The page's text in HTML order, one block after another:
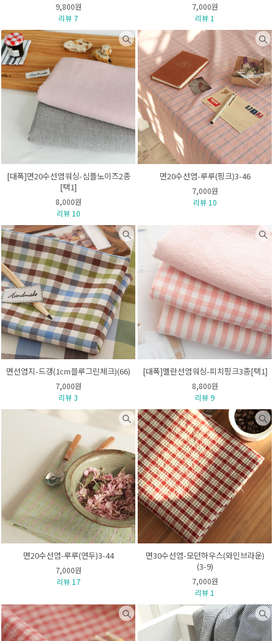
9,800원
리뷰 7
7,000원
리뷰 1
[대폭]면20수선염워싱-심플노이즈2종
[택1]
8,000원
리뷰 10
면20수선염-루루(핑크)3-46
7,000원
리뷰 10
면선염지-드갱(1cm블루그린체크)(66)
7,000원
리뷰 3
[대폭]멜란선염워싱-피치핑크3종[택1]
8,800원
리뷰 9
면20수선염-루루(연두)3-44
7,000원
리뷰 17
면30수선염-모던하우스(와인브라운)
(3-9)
7,000원
리뷰 1